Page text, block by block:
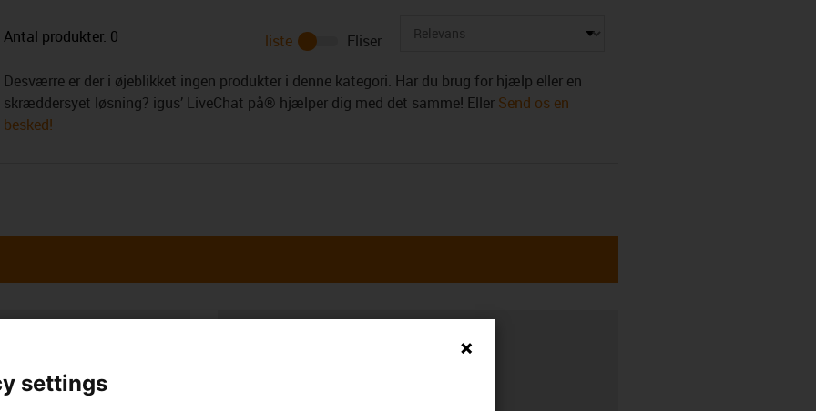
Antal produkter: 0 liste
Fliser
Desværre er der i øjeblikket ingen produkter i denne kategori. Har du brug for hjælp eller en
skræddersyet løsning? igus’ LiveChat på® hjælper dig med det samme! Eller Send os en
besked!
settings